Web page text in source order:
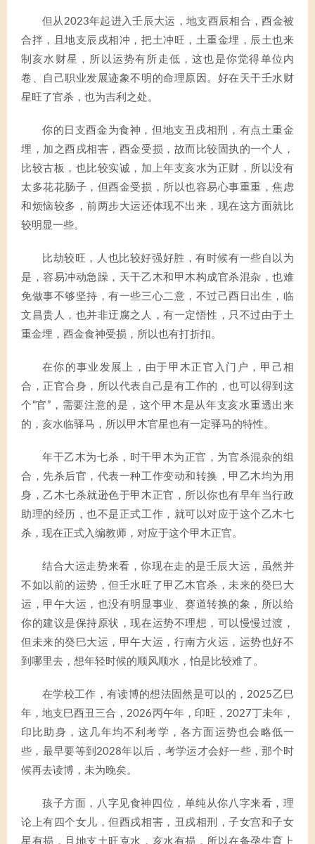
但从2023年起进入壬辰大运，地支酉辰相合，酉金被
合拌，且地支辰戌相冲，把土冲旺，土重金埋，辰土也来
制亥水财星，所以运势有所走低，这也是你觉得单位内
卷、自己职业发展迹象不明的命理原因。好在天干壬水财
星旺了官杀，也为吉利之处。
你的日支酉金为食神，但地支丑戌相刑，有点土重金
埋，加之酉戌相害，酉金受损，故而比较固执的一个人，
比较古板，也比较实诚，加上年支亥水为正财，所以没有
太多花花肠子，但酉金受损，所以也容易心事重重，焦虑
和烦恼较多，前两步大运还体现不出来，现在这方面就比
较明显一些。
比劫较旺，人也比较好强好胜，有时候有一些自以为
是，容易冲动急躁，天干乙木和甲木构成官杀混杂，也难
免做事不够坚持，有一些三心二意，不过己酉日出生，临
文昌贵人，也并非迂腐之人，有一定悟性，只不过由于土
重金埋，酉金食神受损，所以也有打折扣。
在你的事业发展上，由于甲木正官入门户，甲己相
合，正官合身，所以代表自己是有工作的，也可以得到这
个“官”，需要注意的是，这个甲木是从年支亥水重透出来
的，亥水临驿马，所以甲木官星也有一定驿马的特性。
年干乙木为七杀，时干甲木为正官，为官杀混杂的组
合，先杀后官，代表一种工作变动和转换，甲乙木均为用
身，乙木七杀就逊色于甲木正官，所以你也有早年当行政
助理的经历，也不是正式工作，就可以对应于这个乙木七
杀，现在正式入编教师，对应于这个甲木正官。
结合大运走势来看，你现在走的是壬辰大运，虽然并
不如以前的运势，但壬水旺了甲乙木官杀，未来的癸巳大
运，甲午大运，也没有明显事业、赛道转换的象，所以给
你的建议是保持原状，现在运势不理想，可以慢慢过渡，
但未来的癸巳大运，甲午大运，行南方火运，运势也好不
到哪里去，想年轻时候的顺风顺水，怕是比较难了。
在学校工作，有读博的想法固然是可以的，2025乙巳
年，地支巳酉丑三合，2026丙午年，印旺，2027丁未年，
印比助身，这几年均不利考学，各方面运势也会略低一
些，最早要等到2028年以后，考学运才会好一些，那个时
候再去读博，未为晚矣。
孩子方面，八字见食神四位，单纯从你八字来看，理
论上有四个女儿，但酉戌相害，丑戌相刑，子女宫和子女
星有损，且地支土旺克水，亥水有损，所以在备孕生育上